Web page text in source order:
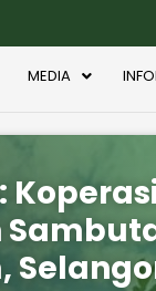
MEDIA